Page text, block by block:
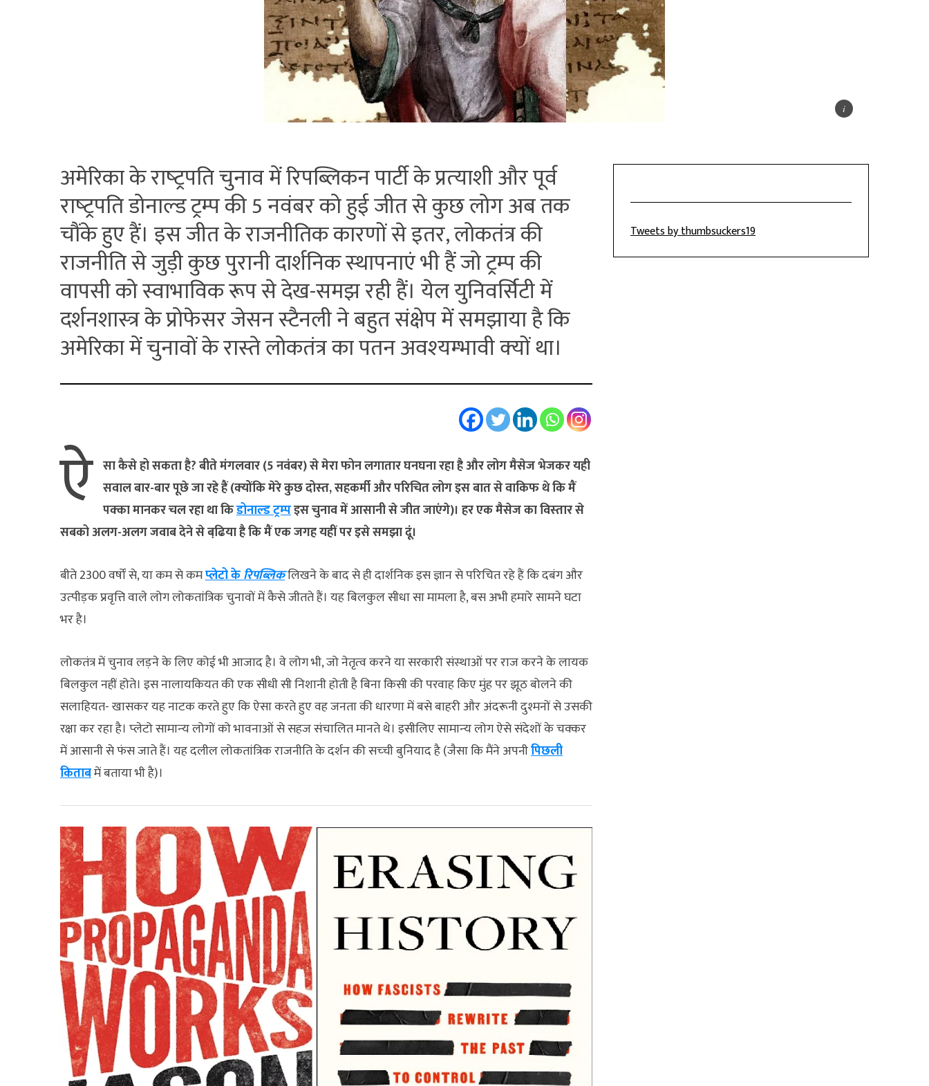
अमेरिका के राष्‍ट्रपति चुनाव में रिपब्लिकन पार्टी के प्रत्‍याशी और पूर्व
राष्‍ट्रपति‍ डोनाल्‍ड ट्रम्‍प की 5 नवंबर को हुई जीत से कुछ लोग अब तक
चौंके हुए हैं। इस जीत के राजनीतिक कारणों से इतर, लोकतंत्र की
राजनीति से जुड़ी कुछ पुरानी दार्शनिक स्‍थापनाएं भी हैं जो ट्रम्‍प की
वापसी को स्‍वाभाविक रूप से देख-समझ रही हैं। येल युनिवर्सिटी में
दर्शनशास्‍त्र के प्रोफेसर जेसन स्‍टैनली ने बहुत संक्षेप में समझाया है कि
अमेरिका में चुनावों के रास्‍ते लोकतंत्र का पतन अवश्‍यम्‍भावी क्‍यों था।
ऐ सा कैसे हो सकता है? बीते मंगलवार (5 नवंबर) से मेरा फोन लगातार घनघना रहा है और लोग मैसेज भेजकर यही
सवाल बार-बार पूछे जा रहे हैं (क्‍योंकि मेरे कुछ दोस्‍त, सहकर्मी और परिचित लोग इस बात से वाकिफ थे कि मैं
पक्‍का मानकर चल रहा था किडोनाल्‍ड ट्रम्‍पइस चुनाव में आसानी से जीत जाएंगे)। हर एक मैसेज का विस्‍तार से
सबको अलग-अलग जवाब देने से बढि़या है कि मैं एक जगह यहीं पर इसे समझा दूं।
बीते 2300 वर्षों से, या कम से कमप्‍लेटो केरिपब्लिकलिखने के बाद से ही दार्शनिक इस ज्ञान से परिचित रहे हैं कि दबंग और
उत्‍पीड़क प्रवृत्ति वाले लोग लोकतांत्रिक चुनावों में कैसे जीतते हैं। यह बिलकुल सीधा सा मामला है, बस अभी हमारे सामने घटा
भर है।
लोकतंत्र में चुनाव लड़ने के लिए कोई भी आजाद है। वे लोग भी, जो नेतृत्‍व करने या सरकारी संस्‍थाओं पर राज करने के लायक
बिलकुल नहीं होते। इस नालायकियत की एक सीधी सी निशानी होती है बिना किसी की परवाह किए मुंह पर झूठ बोलने की
सलाहियत- खासकर यह नाटक करते हुए कि ऐसा करते हुए वह जनता की धारणा में बसे बाहरी और अंदरूनी दुश्‍मनों से उसकी
रक्षा कर रहा है। प्‍लेटो सामान्‍य लोगों को भावनाओं से सहज संचालित मानते थे। इसीलिए सामान्‍य लोग ऐसे संदेशों के चक्‍कर
में आसानी से फंस जाते हैं। यह दलील लोकतांत्रिक राजनीति के दर्शन की सच्‍ची बुनियाद है (जैसा कि मैंने अपनीपिछली
किताबमें बताया भी है)।
Tweets by thumbsuckers19